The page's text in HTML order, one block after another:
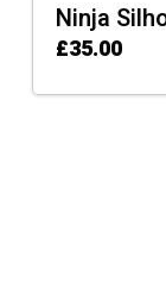
Ninja
£35.00